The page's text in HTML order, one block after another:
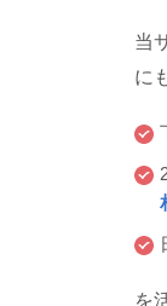
当
に
を